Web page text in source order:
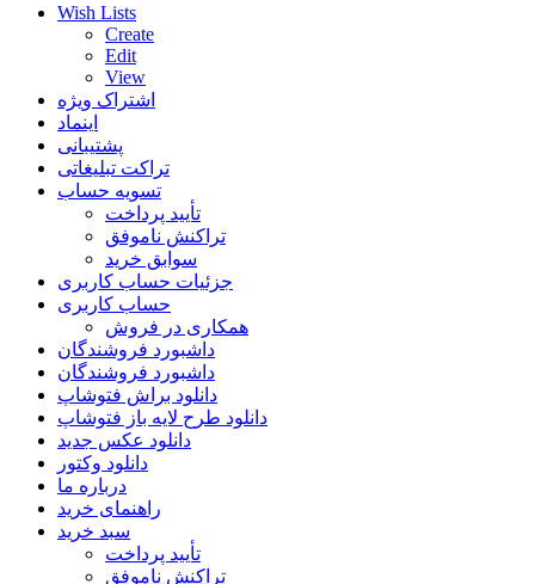
Wish Lists
Create
Edit
View
اشتراک ویژه
اینماد
پشتیبانی
تراکت تبلیغاتی
تسویه حساب
تأیید پرداخت
تراکنش ناموفق
سوابق خرید
جزئیات حساب کاربری
حساب کاربری
همکاری در فروش
داشبورد فروشندگان
داشبورد فروشندگان
دانلود براش فتوشاپ
دانلود طرح لایه باز فتوشاپ
دانلود عکس جدید
دانلود وکتور
درباره ما
راهنمای خرید
سبد خرید
تأیید پرداخت
تراکنش ناموفق